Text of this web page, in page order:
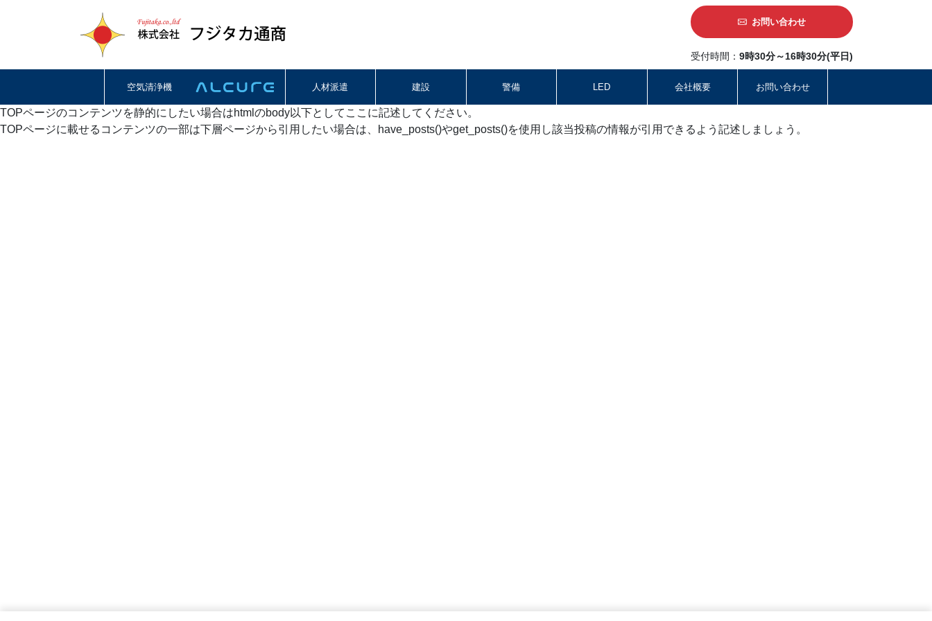
お問い合わせ
受付時間： 9時30分～16時30分(平日)
空気清浄機 人材派遣 建設 警備 LED 会社概要 お問い合わせ
TOPページのコンテンツを静的にしたい場合はhtmlのbody以下としてここに記述してください。
TOPページに載せるコンテンツの一部は下層ページから引用したい場合は、have_posts()やget_posts()を使用し該当投稿の情報が引用できるよう記述しましょう。